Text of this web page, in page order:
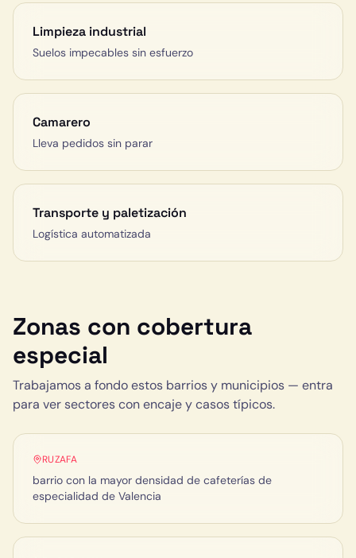
Limpieza industrial
Suelos impecables sin esfuerzo
Camarero
Lleva pedidos sin parar
Transporte y paletización
Logística automatizada
Zonas con cobertura
especial
Trabajamos a fondo estos barrios y municipios — entra
para ver sectores con encaje y casos típicos.
RUZAFA
barrio con la mayor densidad de cafeterías de
especialidad de Valencia